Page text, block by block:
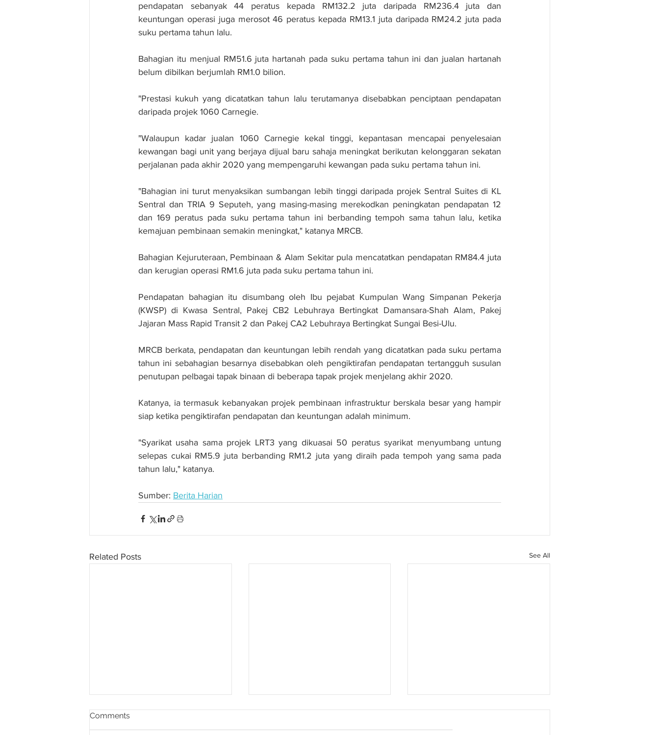
pendapatan sebanyak 44 peratus kepada RM132.2 juta daripada RM236.4 juta dan
keuntungan operasi juga merosot 46 peratus kepada RM13.1 juta daripada RM24.2 juta pada
suku pertama tahun lalu.
Bahagian itu menjual RM51.6 juta hartanah pada suku pertama tahun ini dan jualan hartanah
belum dibilkan berjumlah RM1.0 bilion.
"Prestasi kukuh yang dicatatkan tahun lalu terutamanya disebabkan penciptaan pendapatan
daripada projek 1060 Carnegie.
"Walaupun kadar jualan 1060 Carnegie kekal tinggi, kepantasan mencapai penyelesaian
kewangan bagi unit yang berjaya dijual baru sahaja meningkat berikutan kelonggaran sekatan
perjalanan pada akhir 2020 yang mempengaruhi kewangan pada suku pertama tahun ini.
"Bahagian ini turut menyaksikan sumbangan lebih tinggi daripada projek Sentral Suites di KL
Sentral dan TRIA 9 Seputeh, yang masing-masing merekodkan peningkatan pendapatan 12
dan 169 peratus pada suku pertama tahun ini berbanding tempoh sama tahun lalu, ketika
kemajuan pembinaan semakin meningkat," katanya MRCB.
Bahagian Kejuruteraan, Pembinaan & Alam Sekitar pula mencatatkan pendapatan RM84.4 juta
dan kerugian operasi RM1.6 juta pada suku pertama tahun ini.
Pendapatan bahagian itu disumbang oleh Ibu pejabat Kumpulan Wang Simpanan Pekerja
(KWSP) di Kwasa Sentral, Pakej CB2 Lebuhraya Bertingkat Damansara-Shah Alam, Pakej
Jajaran Mass Rapid Transit 2 dan Pakej CA2 Lebuhraya Bertingkat Sungai Besi-Ulu.
MRCB berkata, pendapatan dan keuntungan lebih rendah yang dicatatkan pada suku pertama
tahun ini sebahagian besarnya disebabkan oleh pengiktirafan pendapatan tertangguh susulan
penutupan pelbagai tapak binaan di beberapa tapak projek menjelang akhir 2020.
Katanya, ia termasuk kebanyakan projek pembinaan infrastruktur berskala besar yang hampir
siap ketika pengiktirafan pendapatan dan keuntungan adalah minimum.
"Syarikat usaha sama projek LRT3 yang dikuasai 50 peratus syarikat menyumbang untung
selepas cukai RM5.9 juta berbanding RM1.2 juta yang diraih pada tempoh yang sama pada
tahun lalu," katanya.
Sumber: Berita Harian
Related Posts See All
Comments